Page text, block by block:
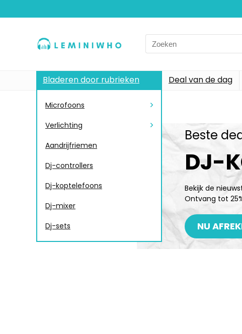
Bladeren door rubrieken
Microfoons
Verlichting
Aandrijfriemen
Dj-controllers
Dj-koptelefoons
Dj-mixer
Dj-sets
Deal van de dag
Beste
DJ-
Bekijk de
Ontvang tot
NU